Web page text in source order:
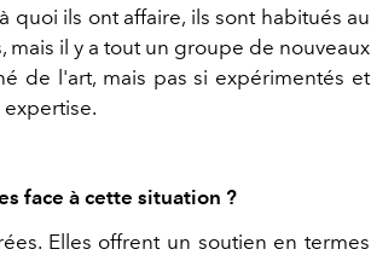
ils ont affaire, ils sont habitués au
mais il y a tout un groupe de nouveaux
de l'art, mais pas si expérimentés et
face à cette situation ?
Elles offrent un soutien en termes